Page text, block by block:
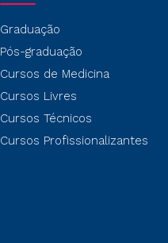
Graduação
Pós-graduação
Cursos de Medicina
Cursos Livres
Cursos Técnicos
Cursos Profissionalizantes